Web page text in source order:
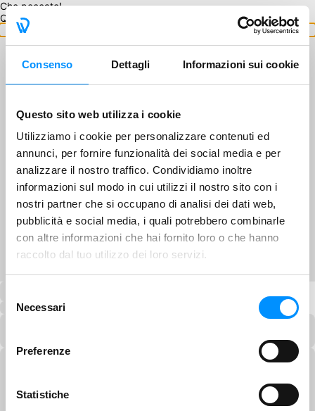
Consenso Dettagli Informazioni sui cookie
Questo sito web utilizza i cookie
Utilizziamo i cookie per personalizzare contenuti ed
annunci, per fornire funzionalità dei social media e per
analizzare il nostro traffico. Condividiamo inoltre
informazioni sul modo in cui utilizzi il nostro sito con i
nostri partner che si occupano di analisi dei dati web,
pubblicità e social media, i quali potrebbero combinarle
con altre informazioni che hai fornito loro o che hanno
raccolto dal tuo utilizzo dei loro servizi.
delNecessari
Preferenze
Statistiche
Che peccato!
Questo GA non è disponibile.